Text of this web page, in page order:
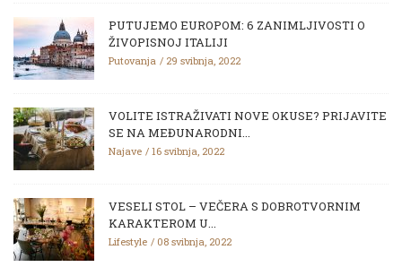
PUTUJEMO EUROPOM: 6 ZANIMLJIVOSTI O
ŽIVOPISNOJ ITALIJI
Putovanja 29 svibnja, 2022
VOLITE ISTRAŽIVATI NOVE OKUSE? PRIJAVITE
SE NA MEĐUNARODNI...
Najave 16 svibnja, 2022
VESELI STOL – VEČERA S DOBROTVORNIM
KARAKTEROM U...
Lifestyle 08 svibnja, 2022